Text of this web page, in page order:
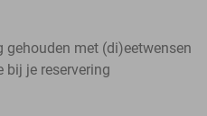
gehouden met (di)eetwensen
bij je reservering